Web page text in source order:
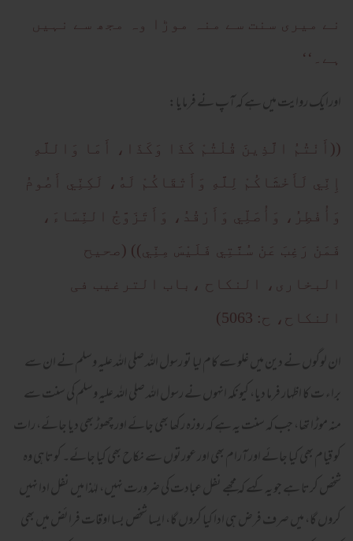
نے میری سنت سے منہ موڑا وہ مجھ سے نہیں
ہے۔‘‘
اورایک روایت میں ہے کہ آپ نے فرمایا:
((أَنْتُمُ الَّذِينَ قُلْتُمْ كَذَا وَكَذَا، أَمَا وَاللَّهِ
إِنِّي لَأَخْشَاكُمْ لِلَّهِ وَأَتْقَاكُمْ لَهُ، لَكِنِّي أَصُومُ
وَأُفْطِرُ، وَأُصَلِّي وَأَرْقُدُ، وَأَتَزَوَّجُ النِّسَاءَ،
فَمَنْ رَغِبَ عَنْ سُنَّتِي فَلَيْسَ مِنِّي)) (صحيح
البخاری، النکاح ،باب الترغیب فی
النکاح، ح: 5063)
ان لوگوں نے دین میں غلو سے کام لیا تو رسول اللہ صلی اللہ علیہ وسلم نے ان سے
براء ت کا اظہار فرما دیا، کیونکہ انہوں نے رسول اللہ صلی اللہ علیہ وسلم کی سنت سے
منہ موڑا تھا، جب کہ سنت یہ ہے کہ روزہ رکھا بھی جائے اور چھوڑ بھی دیا جائے، رات
کو قیام بھی کیا جائے اور آرام بھی اور عورتوں سے نکاح بھی کیا جائے۔ کوتاہی وہ
شخص کرتا ہے جو یہ کہے کہ مجھے نفل عبادت کی ضرورت نہیں، لہٰذا میں نفل ادا نہیں
کروں گا، میں صرف فرض ہی ادا کیا کروں گا، ایسا شخص بسا اوقات فرائض میں بھی